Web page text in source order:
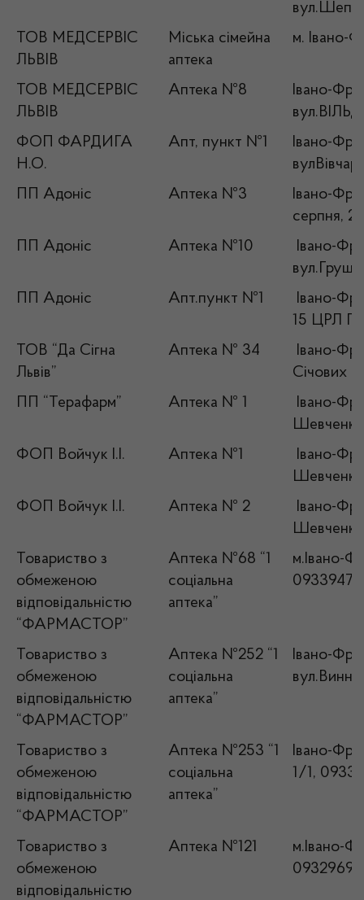
ТОВ МЕДСЕРВІС
ЛЬВІВ
Міська сімейна
аптека
м. Івано-
ТОВ МЕДСЕРВІС
ЛЬВІВ
Аптека №8
Івано-
ФОП ФАРДИГА
Н.О.
Апт, пункт №1
Івано-
ПП Адоніс
Аптека №3
Івано-
серпня, 2
ПП Адоніс
Аптека №10
Івано-
ПП Адоніс
Апт.пункт №1
Івано-
15 ЦРЛ
ТОВ “Да Сігна
Львів”
Аптека № 34
Івано-
Січових
ПП “Терафарм”
Аптека № 1
Івано-
ФОП Войчук І.І.
Аптека №1
Івано-
ФОП Войчук І.І.
Аптека № 2
Івано-
Товариство з
обмеженою
відповідальністю
“ФАРМАСТОР”
Аптека №68 “1
соціальна
аптека”
м.Івано-
Товариство з
обмеженою
відповідальністю
“ФАРМАСТОР”
Аптека №252 “1
соціальна
аптека”
Івано-
Товариство з
обмеженою
відповідальністю
“ФАРМАСТОР”
Аптека №253 “1
соціальна
аптека”
Івано-
1/1,
Товариство з
обмеженою
відповідальністю
Аптека №121
м.Івано-